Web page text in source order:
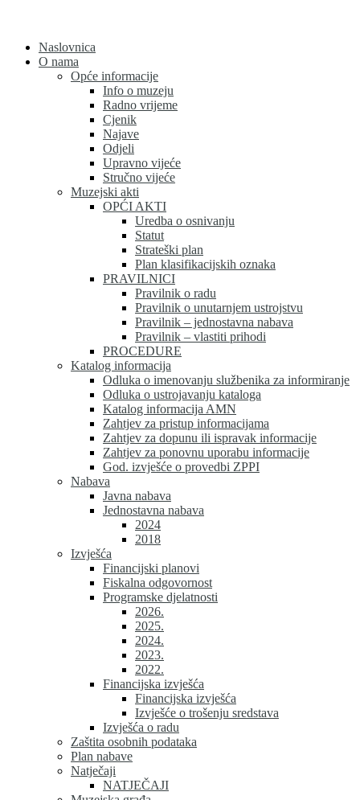
contentNaslovnica
O nama
Opće informacije
Info o muzeju
Radno vrijeme
Cjenik
Najave
Odjeli
Upravno vijeće
Stručno vijeće
Muzejski akti
OPĆI AKTI
Uredba o osnivanju
Statut
Strateški plan
Plan klasifikacijskih oznaka
PRAVILNICI
Pravilnik o radu
Pravilnik o unutarnjem ustrojstvu
Pravilnik – jednostavna nabava
Pravilnik – vlastiti prihodi
PROCEDURE
Katalog informacija
Odluka o imenovanju službenika za informiranje
Odluka o ustrojavanju kataloga
Katalog informacija AMN
Zahtjev za pristup informacijama
Zahtjev za dopunu ili ispravak informacije
Zahtjev za ponovnu uporabu informacije
God. izvješće o provedbi ZPPI
Nabava
Javna nabava
Jednostavna nabava
2024
2018
Izvješća
Financijski planovi
Fiskalna odgovornost
Programske djelatnosti
2026.
2025.
2024.
2023.
2022.
Financijska izvješća
Financijska izvješća
Izvješće o trošenju sredstava
Izvješća o radu
Zaštita osobnih podataka
Plan nabave
Natječaji
NATJEČAJI